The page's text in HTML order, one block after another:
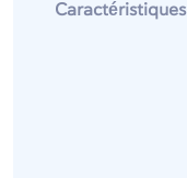
Caractéristiques